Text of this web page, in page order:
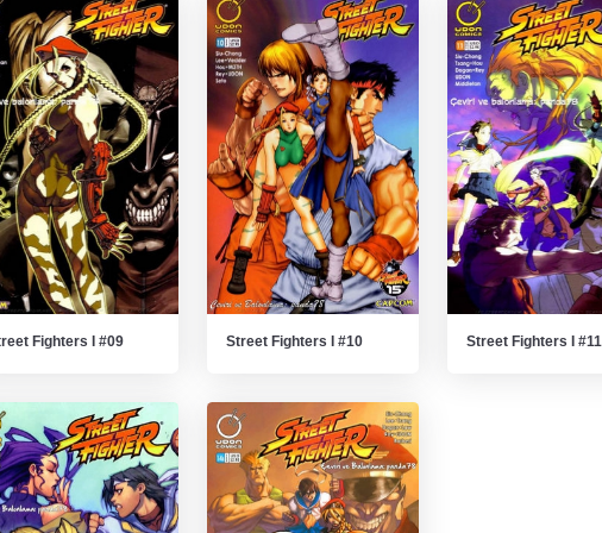
Fighters I #09 Street Fighters I #10 Street Fighters I #11